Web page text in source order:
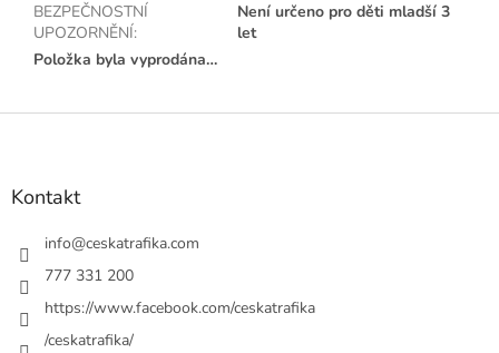
BEZPEČNOSTNÍ
UPOZORNĚNÍ:
Není určeno pro děti mladší 3
let
Položka byla vyprodána…
Z
Kontakt
info@ceskatrafika.com
777 331 200
https://www.facebook.com/ceskatrafika
/ceskatrafika/